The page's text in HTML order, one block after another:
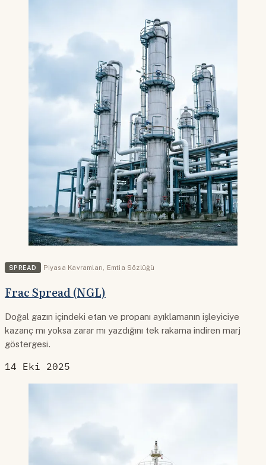
SPREAD Piyasa Kavramları Emtia Sözlüğü
Frac Spread (NGL)
Doğal gazın içindeki etan ve propanı ayıklamanın işleyiciye
kazanç mı yoksa zarar mı yazdığını tek rakama indiren marj
göstergesi.
14 Eki 2025